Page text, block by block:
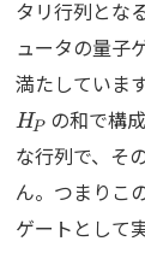
タリ行列とな
ュータの量子
満たしていま
HP の和で構
な行列で、そ
ん。つまりこ
ゲートとして